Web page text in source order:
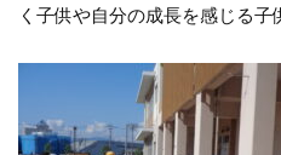
く子供や自分の成長を感じる子